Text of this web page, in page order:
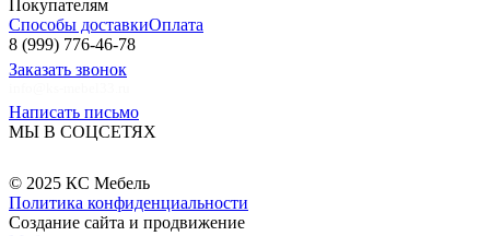
Покупателям
Способы доставкиОплата
8 (999) 776-46-78
Заказать звонок
Написать письмо
МЫ В СОЦСЕТЯХ
© 2025 КС Мебель
Политика конфиденциальности
Создание сайта и продвижение